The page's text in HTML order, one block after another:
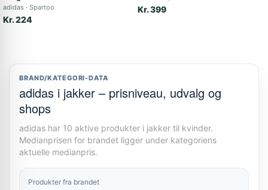
adidas Spartoo
Kr. 224
Kr. 399
BRAND/KATEGORI-DATA
adidas i jakker – prisniveau, udvalg og
shops
adidas har 10 aktive produkter i jakker til kvinder.
Medianprisen for brandet ligger under kategoriens
aktuelle medianpris.
Produkter fra brandet